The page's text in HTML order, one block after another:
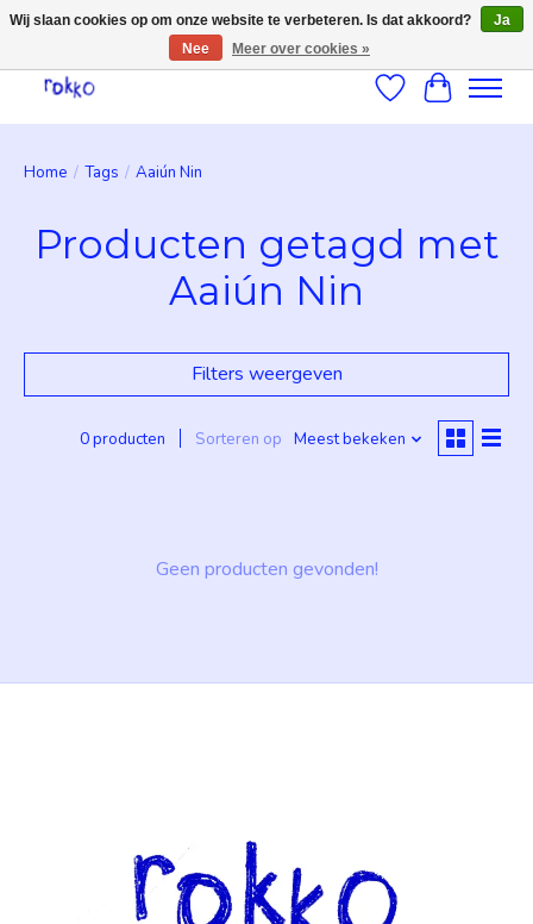
Verlanglijst
Home / Tags / Aaiún Nin
Producten getagd met
Aaiún Nin
Filters weergeven
0 producten Sorteren op Meest bekeken
Geen producten gevonden!
Wij slaan cookies op om onze website te verbeteren. Is dat akkoord?
Ja
Nee
Meer over cookies »